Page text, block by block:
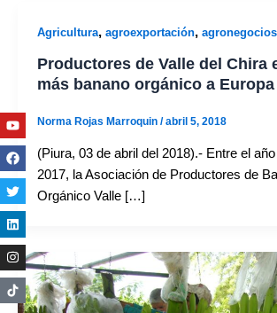
Agricultura, agroexportación, agronegocios
Productores de Valle del Chira
más banano orgánico a
Norma Rojas Marroquin /abril 5, 2018
(Piura, 03 de abril del 2018).- Entre el año
2017, la Asociación de Productores de
Orgánico Valle […]
Youtube
Facebook
Twitter
Linkedin
Instagram